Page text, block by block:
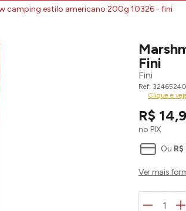
camping estilo americano 200g 10326 - fini
Fini
Fini
Clique e
R$ 14,
no PIX
Ou R$